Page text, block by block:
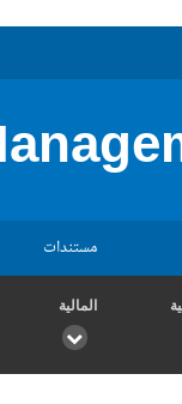
مستندات
المالية